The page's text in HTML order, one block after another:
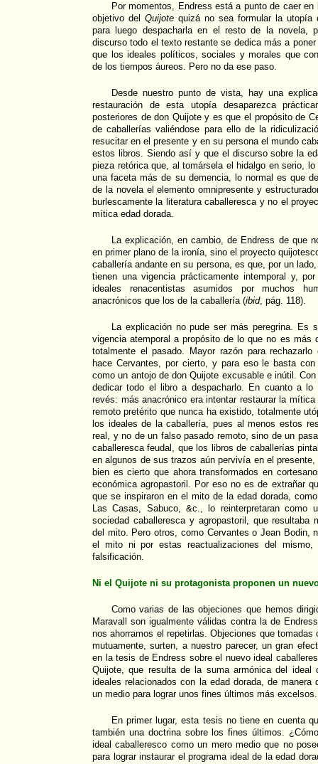
Por momentos, Endress está a punto de caer
objetivo del Quijote quizá no sea formular la utopía
para luego despacharla en el resto de la novela,
discurso todo el texto restante se dedica más a
que los ideales políticos, sociales y morales que
de los tiempos áureos. Pero no da ese paso.
Desde nuestro punto de vista, hay una
restauración de esta utopía desaparezca
posteriores de don Quijote y es que el propósito de
de caballerías valiéndose para ello de la
resucitar en el presente y en su persona el mundo
estos libros. Siendo así y que el discurso sobre la
pieza retórica que, al tomársela el hidalgo en serio,
una faceta más de su demencia, lo normal es que
de la novela el elemento omnipresente y
burlescamente la literatura caballeresca y no el
mítica edad dorada.
La explicación, en cambio, de Endress de que
en primer plano de la ironía, sino el proyecto
caballería andante en su persona, es que, por un
tienen una vigencia prácticamente intemporal y,
ideales renacentistas asumidos por muchos
anacrónicos que los de la caballería (ibid, pág. 118).
La explicación no pude ser más peregrina. Es
vigencia atemporal a propósito de lo que no es más
totalmente el pasado. Mayor razón para
hace Cervantes, por cierto, y para eso le basta
como un antojo de don Quijote excusable e inútil.
dedicar todo el libro a despacharlo. En cuanto a
revés: más anacrónico era intentar restaurar la
remoto pretérito que nunca ha existido, totalmente
los ideales de la caballería, pues al menos estos
real, y no de un falso pasado remoto, sino de un
caballeresca feudal, que los libros de caballerías
en algunos de sus trazos aún pervivía en el
bien es cierto que ahora transformados en
económica agropastoril. Por eso no es de extrañar
que se inspiraron en el mito de la edad dorada,
Las Casas, Sabuco, &c., lo reinterpretaran como
sociedad caballeresca y agropastoril, que resultaba
del mito. Pero otros, como Cervantes o Jean Bodin,
el mito ni por estas reactualizaciones del mismo,
falsificación.
Ni el Quijote ni su protagonista proponen un
Como varias de las objeciones que hemos
Maravall son igualmente válidas contra la de
nos ahorramos el repetirlas. Objeciones que tomadas
mutuamente, surten, a nuestro parecer, un gran
en la tesis de Endress sobre el nuevo ideal
Quijote, que resulta de la suma armónica del ideal
ideales relacionados con la edad dorada, de manera
un medio para lograr unos fines últimos más excelsos.
En primer lugar, esta tesis no tiene en cuenta
también una doctrina sobre los fines últimos.
ideal caballeresco como un mero medio que no
para lograr instaurar el programa ideal de la edad